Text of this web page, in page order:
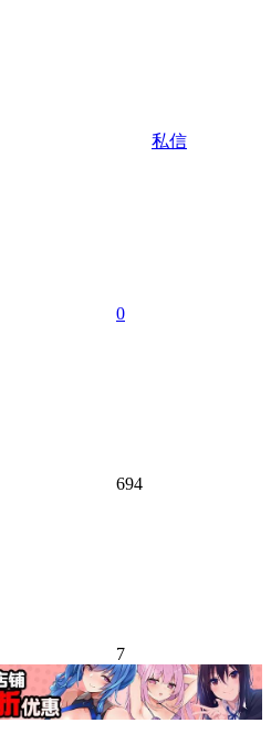
私信
0
694
7